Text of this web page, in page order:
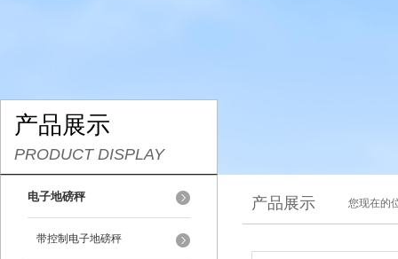
产品展示
PRODUCT DISPLAY
电子地磅秤
带控制电子地磅秤
产品展示 您现在的